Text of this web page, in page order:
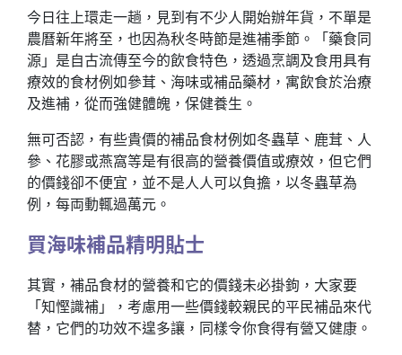
今日往上環走一趟，見到有不少人開始辦年貨，不單是
農曆新年將至，也因為秋冬時節是進補季節。「藥食同
源」是自古流傳至今的飲食特色，透過烹調及食用具有
療效的食材例如參茸、海味或補品藥材，寓飲食於治療
及進補，從而強健體魄，保健養生。
無可否認，有些貴價的補品食材例如冬蟲草、鹿茸、人
參、花膠或燕窩等是有很高的營養價值或療效，但它們
的價錢卻不便宜，並不是人人可以負擔，以冬蟲草為
例，每両動輒過萬元。
買海味補品精明貼士
其實，補品食材的營養和它的價錢未必掛鉤，大家要
「知慳識補」，考慮用一些價錢較親民的平民補品來代
替，它們的功效不遑多讓，同樣令你食得有營又健康。